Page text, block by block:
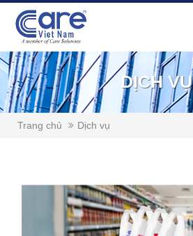
DỊCH VỤ
Trang chủ Dịch vụ